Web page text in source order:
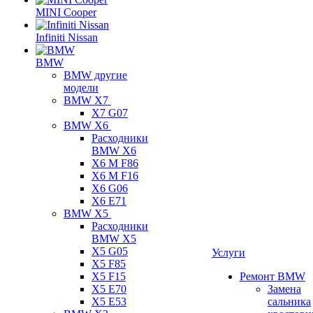
MINI Cooper
Infiniti Nissan
BMW
BMW другие
модели
BMW X7
X7 G07
BMW X6
Расходники
BMW X6
X6 M F86
X6 M F16
X6 G06
X6 E71
BMW X5
Расходники
BMW X5
X5 G05
X5 F85
X5 F15
X5 E70
X5 E53
Услуги
Ремонт BMW
Замена
сальника